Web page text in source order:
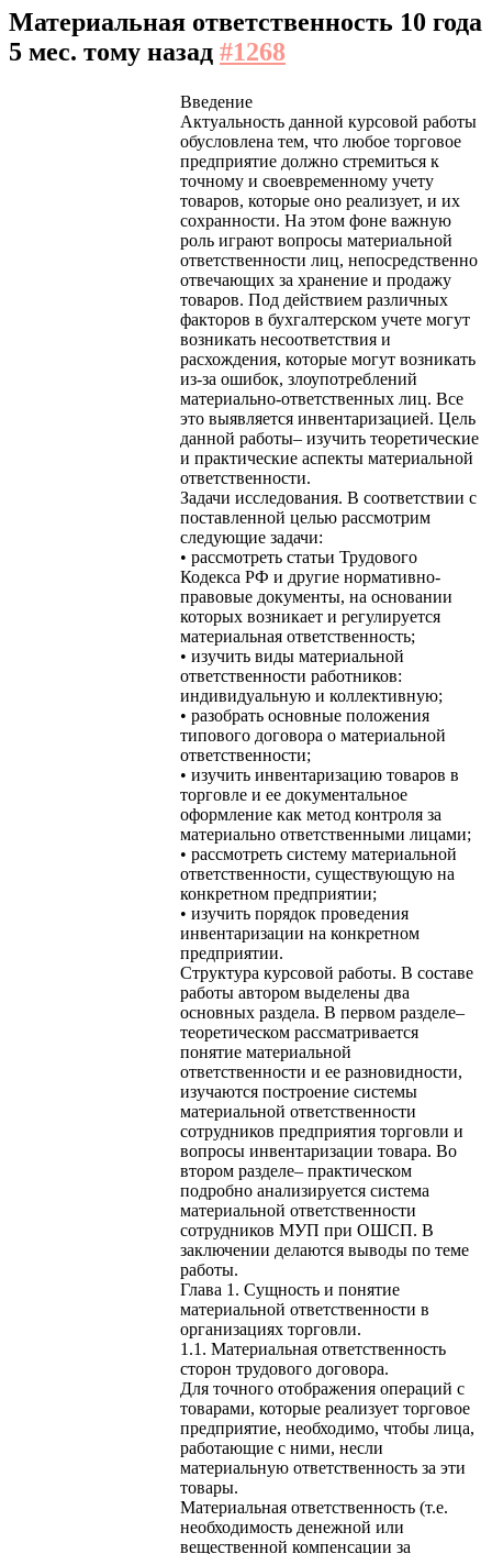
Материальная ответственность 10 года
5 мес. тому назад #1268
Введение
Актуальность данной курсовой работы
обусловлена тем, что любое торговое
предприятие должно стремиться к
точному и своевременному учету
товаров, которые оно реализует, и их
сохранности. На этом фоне важную
роль играют вопросы материальной
ответственности лиц, непосредственно
отвечающих за хранение и продажу
товаров. Под действием различных
факторов в бухгалтерском учете могут
возникать несоответствия и
расхождения, которые могут возникать
из-за ошибок, злоупотреблений
материально-ответственных лиц. Все
это выявляется инвентаризацией. Цель
данной работы– изучить теоретические
и практические аспекты материальной
ответственности.
Задачи исследования. В соответствии с
поставленной целью рассмотрим
следующие задачи:
• рассмотреть статьи Трудового
Кодекса РФ и другие нормативно-
правовые документы, на основании
которых возникает и регулируется
материальная ответственность;
• изучить виды материальной
ответственности работников:
индивидуальную и коллективную;
• разобрать основные положения
типового договора о материальной
ответственности;
• изучить инвентаризацию товаров в
торговле и ее документальное
оформление как метод контроля за
материально ответственными лицами;
• рассмотреть систему материальной
ответственности, существующую на
конкретном предприятии;
• изучить порядок проведения
инвентаризации на конкретном
предприятии.
Структура курсовой работы. В составе
работы автором выделены два
основных раздела. В первом разделе–
теоретическом рассматривается
понятие материальной
ответственности и ее разновидности,
изучаются построение системы
материальной ответственности
сотрудников предприятия торговли и
вопросы инвентаризации товара. Во
втором разделе– практическом
подробно анализируется система
материальной ответственности
сотрудников МУП при ОШСП. В
заключении делаются выводы по теме
работы.
Глава 1. Сущность и понятие
материальной ответственности в
организациях торговли.
1.1. Материальная ответственность
сторон трудового договора.
Для точного отображения операций с
товарами, которые реализует торговое
предприятие, необходимо, чтобы лица,
работающие с ними, несли
материальную ответственность за эти
товары.
Материальная ответственность (т.е.
необходимость денежной или
вещественной компенсации за